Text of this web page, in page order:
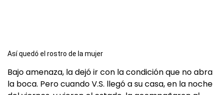
Así quedó el rostro de la mujer
Bajo amenaza, la dejó ir con la condición que no abra
la boca. Pero cuando V.S. llegó a su casa, en la noche